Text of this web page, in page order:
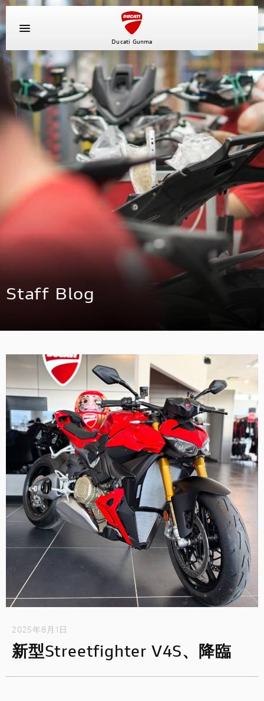
Ducati Gunma
イベント
キャンペーン
新車
中古車
スタッフブログ
お支払いシミュレーション
お問合せ
Staff Blog
2025年8月1日
新型Streetfighter V4S、降臨